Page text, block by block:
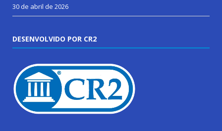
30 de abril de 2026
DESENVOLVIDO POR CR2